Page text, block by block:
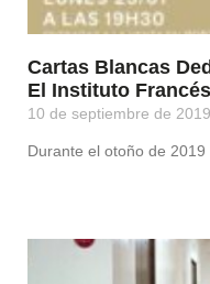
Cartas Blancas
El Instituto
10 de septiembre de 2019
Durante el otoño de